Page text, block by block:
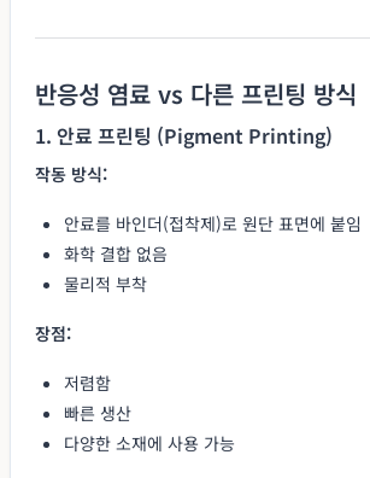
반응성 염료 vs 다른 프린팅 방식
1. 안료 프린팅 (Pigment Printing)
작동 방식:
안료를 바인더(접착제)로 원단 표면에 붙임
화학 결합 없음
물리적 부착
장점:
저렴함
빠른 생산
다양한 소재에 사용 가능